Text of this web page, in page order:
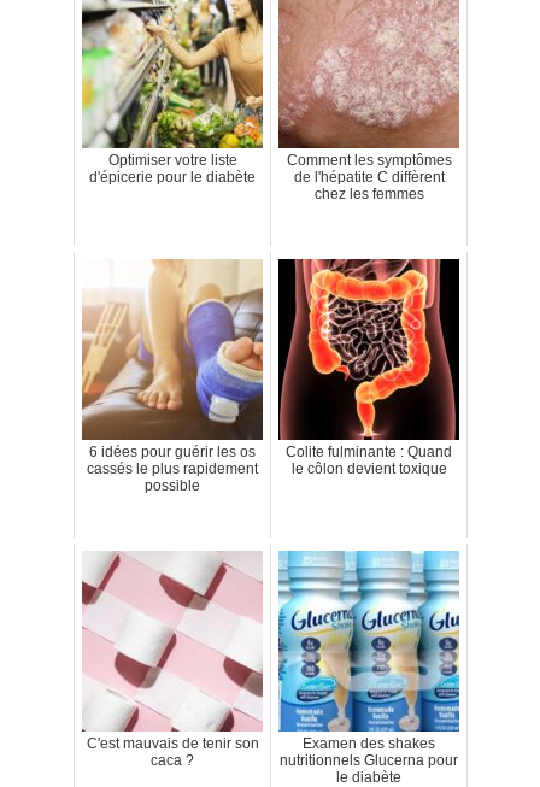
Optimiser votre liste
d'épicerie pour le diabète
Comment les symptômes
de l'hépatite C diffèrent
chez les femmes
6 idées pour guérir les os
cassés le plus rapidement
possible
Colite fulminante : Quand
le côlon devient toxique
C'est mauvais de tenir son
caca ?
Examen des shakes
nutritionnels Glucerna pour
le diabète